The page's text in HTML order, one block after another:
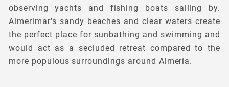
observing yachts and fishing boats sailing by.
Almerimar's sandy beaches and clear waters create
the perfect place for sunbathing and swimming and
would act as a secluded retreat compared to the
more populous surroundings around Almería.